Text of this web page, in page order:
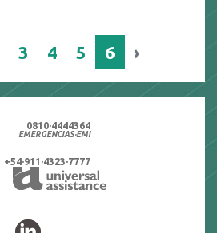
3 4 5 6 ›
0810·4444364
EMERGENCIAS·EMI
+54·911·4323·7777